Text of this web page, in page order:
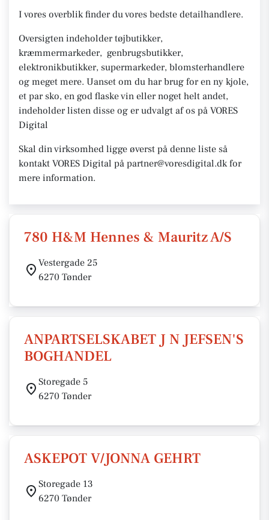
I vores overblik finder du vores bedste detailhandlere.
Oversigten indeholder tøjbutikker,
kræmmermarkeder, genbrugsbutikker,
elektronikbutikker, supermarkeder, blomsterhandlere
og meget mere. Uanset om du har brug for en ny kjole,
et par sko, en god flaske vin eller noget helt andet,
indeholder listen disse og er udvalgt af os på VORES
Digital
Skal din virksomhed ligge øverst på denne liste så
kontakt VORES Digital på partner@voresdigital.dk for
mere information.
780 H&M Hennes & Mauritz A/S
Vestergade 25
6270 Tønder
ANPARTSELSKABET J N JEFSEN'S
BOGHANDEL
Storegade 5
6270 Tønder
ASKEPOT V/JONNA GEHRT
Storegade 13
6270 Tønder